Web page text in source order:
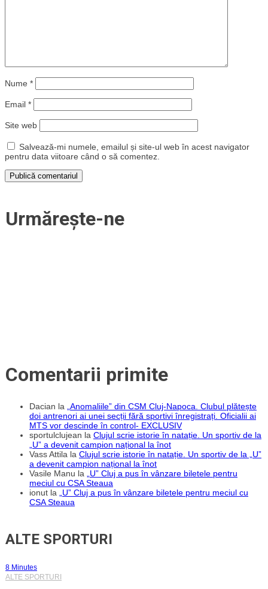
Nume *
Email *
Site web
Salvează-mi numele, emailul și site-ul web în acest navigator
pentru data viitoare când o să comentez.
Urmărește-ne
Comentarii primite
Dacian la „Anomaliile” din CSM Cluj-Napoca. Clubul plătește
doi antrenori ai unei secții fără sportivi înregistrați. Oficialii ai
MTS vor descinde în control- EXCLUSIV
sportulclujean la Clujul scrie istorie în natație. Un sportiv de la
„U” a devenit campion național la înot
Vass Attila la Clujul scrie istorie în natație. Un sportiv de la „U”
a devenit campion național la înot
Vasile Manu la „U” Cluj a pus în vânzare biletele pentru
meciul cu CSA Steaua
ionut la „U” Cluj a pus în vânzare biletele pentru meciul cu
CSA Steaua
ALTE SPORTURI
8 Minutes
ALTE SPORTURI